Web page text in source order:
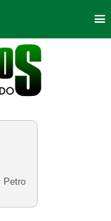
Petro